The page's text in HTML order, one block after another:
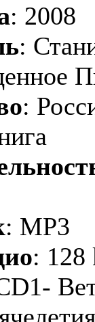
: 2008
:
:
: MP3
: 128